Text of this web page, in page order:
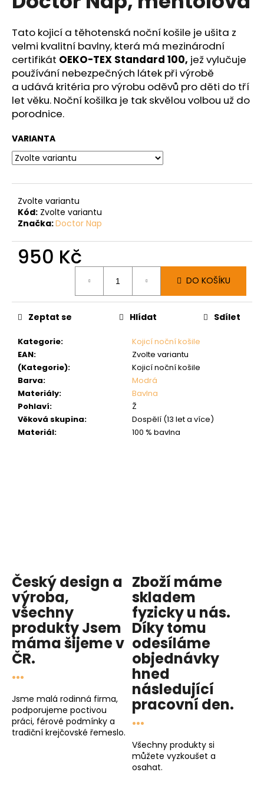
hvězdiček.
Tato kojicí a těhotenská noční košile je ušita z
velmi kvalitní bavlny, která má mezinárodní
certifikát OEKO-TEX Standard 100, jež vylučuje
používání nebezpečných látek při výrobě
a udává kritéria pro výrobu oděvů pro děti do tří
let věku. Noční košilka je tak skvělou volbou už do
porodnice.
VARIANTA
Zvolte variantu
Kód: Zvolte variantu
Značka:Doctor Nap
950 Kč
DO KOŠÍKU
Kategorie:
Kojicí noční košile
EAN:
Zvolte variantu
(Kategorie):
Kojicí noční košile
Barva:
Modrá
Materiály:
Bavlna
Pohlaví:
Ž
Věková skupina:
Dospělí (13 let a více)
Materiál: 100 % bavlna
Zeptat se Hlídat Sdílet
Český design a
výroba,
všechny
produktyJsem
mámašijeme v
ČR.
...
Jsme malá rodinná firma,
podporujeme poctivou
práci, férové podmínky a
tradiční krejčovské řemeslo.
Zboží máme
skladem
fyzicky u nás.
Díky tomu
odesíláme
objednávky
hned
následující
pracovní den.
...
Všechny produkty si
můžete vyzkoušet a
osahat.
j
e
m
e